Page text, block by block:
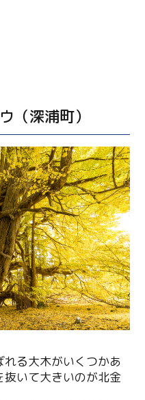
（深浦町）
る大木がいくつかあ
抜いて大きいのが北金